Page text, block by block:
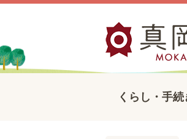
くらし・手続